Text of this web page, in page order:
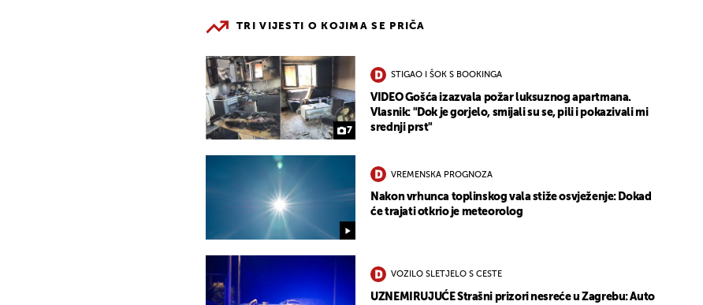
TRI VIJESTI O KOJIMA SE PRIČA
7
STIGAO I ŠOK S BOOKINGA
VIDEO Gošća izazvala požar luksuznog apartmana.
Vlasnik: "Dok je gorjelo, smijali su se, pili i pokazivali mi
srednji prst"
VREMENSKA PROGNOZA
Nakon vrhunca toplinskog vala stiže osvježenje: Dokad
će trajati otkrio je meteorolog
VOZILO SLETJELO S CESTE
UZNEMIRUJUĆE Strašni prizori nesreće u Zagrebu: Auto